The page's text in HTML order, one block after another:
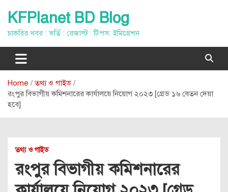
content
KFPlanet BD Blog
চাকরির খবর : ভর্তি : রেজাল্ট : টিপস: ইমিগ্রেশন
Home
তথ্য ও গাইড
রংপুর বিভাগীয় কমিশনারের কার্যালয়ে নিয়োগ ২০২৩ [গ্রেড ১৬ বেতন দেয়া
হবে]
তথ্য ও গাইড
রংপুর বিভাগীয় কমিশনারের